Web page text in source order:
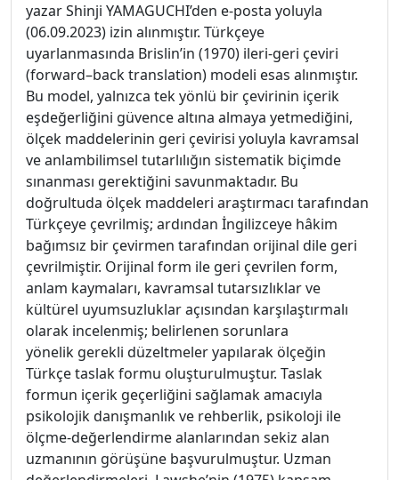
yazar Shinji YAMAGUCHI’den e-posta yoluyla
(06.09.2023) izin alınmıştır. Türkçeye
uyarlanmasında Brislin’in (1970) ileri-geri çeviri
(forward–back translation) modeli esas alınmıştır.
Bu model, yalnızca tek yönlü bir çevirinin içerik
eşdeğerliğini güvence altına almaya yetmediğini,
ölçek maddelerinin geri çevirisi yoluyla kavramsal
ve anlambilimsel tutarlılığın sistematik biçimde
sınanması gerektiğini savunmaktadır. Bu
doğrultuda ölçek maddeleri araştırmacı tarafından
Türkçeye çevrilmiş; ardından İngilizceye hâkim
bağımsız bir çevirmen tarafından orijinal dile geri
çevrilmiştir. Orijinal form ile geri çevrilen form,
anlam kaymaları, kavramsal tutarsızlıklar ve
kültürel uyumsuzluklar açısından karşılaştırmalı
olarak incelenmiş; belirlenen sorunlara
yönelik gerekli düzeltmeler yapılarak ölçeğin
Türkçe taslak formu oluşturulmuştur. Taslak
formun içerik geçerliğini sağlamak amacıyla
psikolojik danışmanlık ve rehberlik, psikoloji ile
ölçme-değerlendirme alanlarından sekiz alan
uzmanının görüşüne başvurulmuştur. Uzman